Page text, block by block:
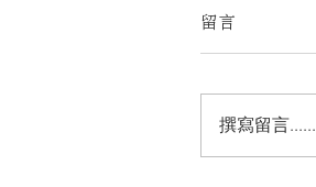
留言
撰寫留言......